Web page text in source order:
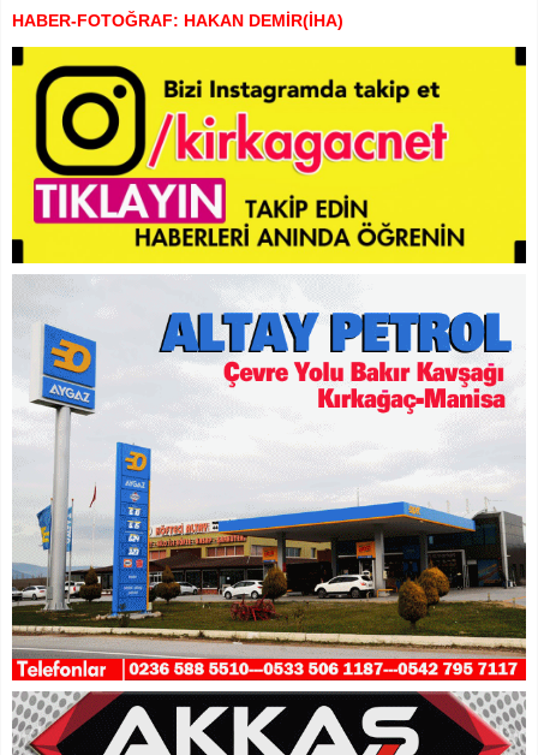
HABER-FOTOĞRAF: HAKAN DEMİR(İHA)